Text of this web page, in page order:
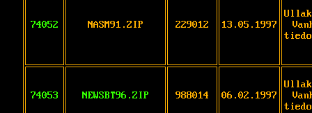
74052 NASM91.ZIP 229012 13.05.1997
74053 NEWSBT96.ZIP 988014 06.02.1997